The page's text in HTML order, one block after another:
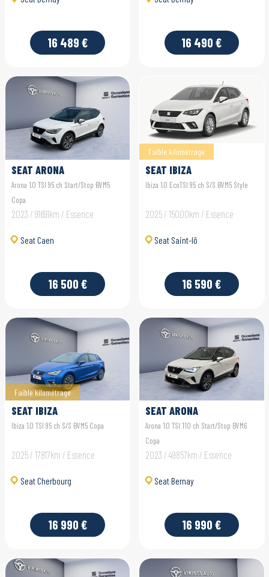
16 489 € 16 490 €
SEAT ARONA
Arona 1.0 TSI 95 ch Start/Stop BVM5
Copa
2023 / 91691km / Essence
Seat Caen
16 500 €
Faible kilométrage
SEAT IBIZA
Ibiza 1.0 EcoTSI 95 ch S/S BVM5 Style
2025 / 15000km / Essence
Seat Saint-lô
16 590 €
Faible kilométrage
SEAT IBIZA
Ibiza 1.0 TSI 95 ch S/S BVM5 Copa
2025 / 17817km / Essence
Seat Cherbourg
16 990 €
SEAT ARONA
Arona 1.0 TSI 110 ch Start/Stop BVM6
Copa
2023 / 49857km / Essence
Seat Bernay
16 990 €